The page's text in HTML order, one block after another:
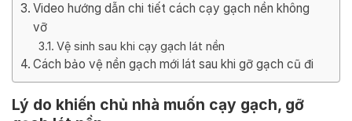
Video hướng dẫn chi tiết cách cạy gạch nền không
vỡ
Vệ sinh sau khi cạy gạch lát nền
Cách bảo vệ nền gạch mới lát sau khi gỡ gạch cũ đi
Lý do khiến chủ nhà muốn cạy gạch, gỡ